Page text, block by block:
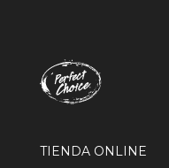
TIENDA ONLINE